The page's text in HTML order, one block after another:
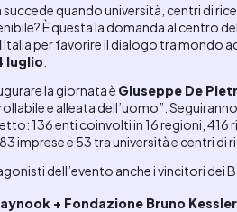
succede quando università, centri di
È questa la domanda al centro
Italia per favorire il dialogo tra mondo
luglio
la giornata è Giuseppe De
e alleata dell’uomo”.
136 enti coinvolti in 16 regioni, 416
imprese e 53 tra università e centri di
dell’evento anche i vincitori dei
+ Fondazione Bruno Kessler